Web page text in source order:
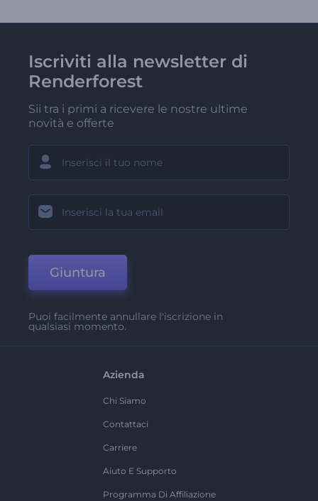
Iscriviti alla newsletter di
Renderforest
Sii tra i primi a ricevere le nostre ultime
novità e offerte
Giuntura
Puoi facilmente annullare l'iscrizione in
qualsiasi momento.
Azienda
Chi Siamo
Contattaci
Carriere
Aiuto E Supporto
Programma Di Affiliazione